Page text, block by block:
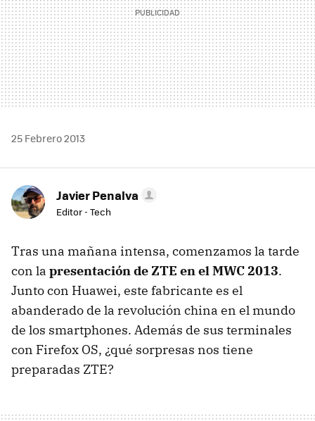
25 Febrero 2013
Javier Penalva
Editor - Tech
Tras una mañana intensa, comenzamos la tarde
con la presentación de ZTE en el MWC 2013.
Junto con Huawei, este fabricante es el
abanderado de la revolución china en el mundo
de los smartphones. Además de sus terminales
con Firefox OS, ¿qué sorpresas nos tiene
preparadas ZTE?